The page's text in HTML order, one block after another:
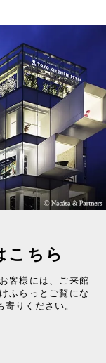
こちら
客様には、ご来館
ふらっとご覧にな
りください。